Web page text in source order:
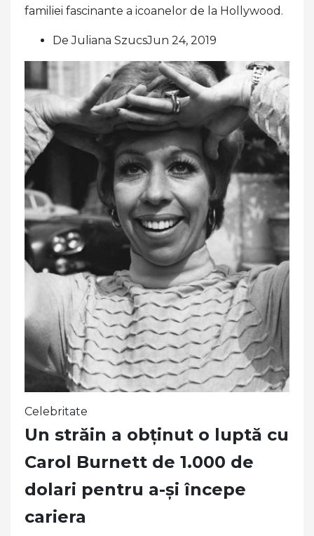
familiei fascinante a icoanelor de la Hollywood.
De Juliana SzucsJun 24, 2019
Celebritate
Un străin a obținut o luptă cu
Carol Burnett de 1.000 de
dolari pentru a-și începe
cariera